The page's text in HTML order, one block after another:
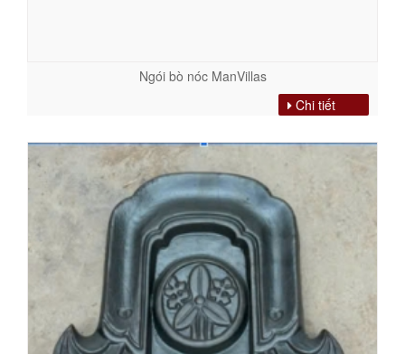
Ngói bò nóc ManVillas
Chi tiết